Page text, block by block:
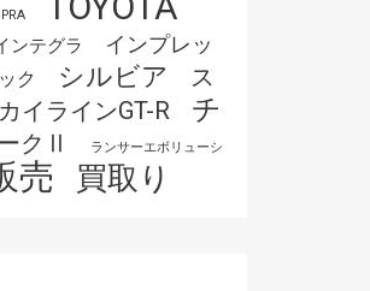
ンテグラ
インプレッ
ク シルビア
ス
イラインGT-R
チ
クⅡ ランサーエボリューシ
売 買取り